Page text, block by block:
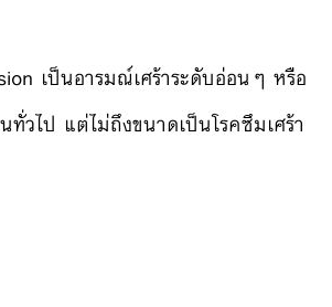
เป็นอารมณ์เศร้าระดับอ่อนๆ หรือ
วไป แต่ไม่ถึงขนาดเป็นโรคซึมเศร้า